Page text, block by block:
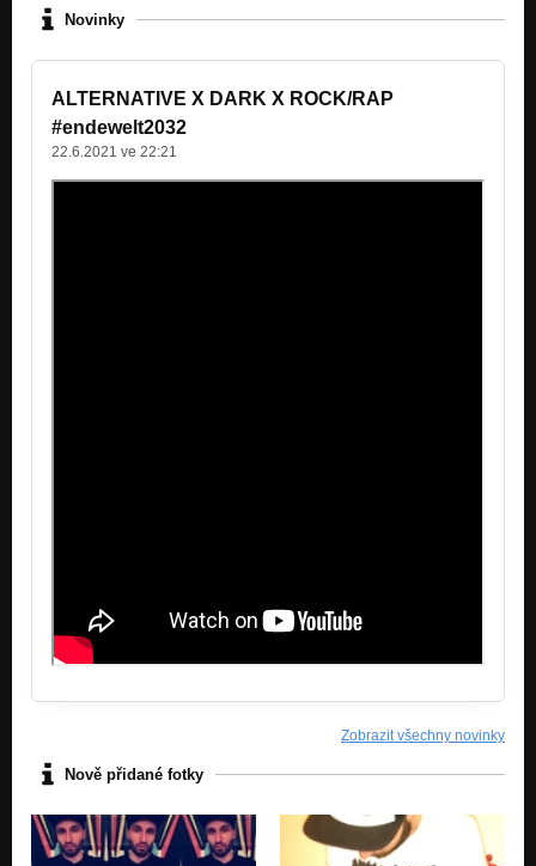
Novinky
ALTERNATIVE X DARK X ROCK/RAP
#endewelt2032
22.6.2021 ve 22:21
Zobrazit všechny novinky
Nově přidané fotky